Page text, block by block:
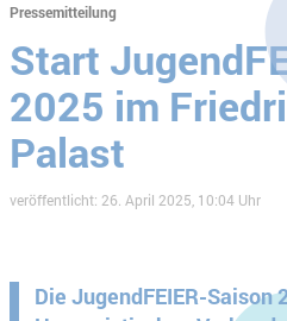
Pressemitteilung
Start
2025 im
Palast
veröffentlicht: 26. April 2025, 10:04 Uhr
Die JugendFEIER-Saison